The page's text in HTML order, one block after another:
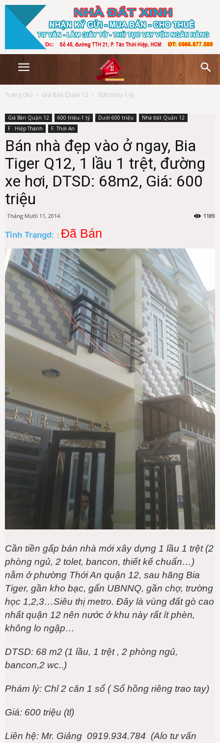
Trang chủ Giá Bán Quận 12 600 triệu-1 tỷ
Giá Bán Quận 12 600 triệu-1 tỷ Dưới 600 triệu
Nhà Đất Quận 12
F . Hiệp Thành
F. Thới An
Bán nhà đẹp vào ở ngay, Bia
Tiger Q12, 1 lầu 1 trệt, đường
xe hơi, DTSD: 68m2, Giá: 600
triệu
Tháng Mười 11, 2014 1189
Tình Trạngd: : Đã Bán
Cần tiền gấp bán nhà mới xây dựng 1 lầu 1 trệt (2
phòng ngủ, 2 tolet, bancon, thiết kế chuẩn…)
nằm ở phường Thới An quận 12, sau hãng Bia
Tiger, gần kho bạc, gẩn UBNNQ, gần chợ, trường
học 1,2,3…Siêu thị metro. Đây là vùng đất gò cao
nhất quận 12 nên nước ở khu này rất ít phèn,
không lo ngập…
DTSD: 68 m2 (1 lầu, 1 trệt , 2 phòng ngủ,
bancon,2 wc..)
Phám lý: Chỉ 2 căn 1 sổ ( Sổ hồng riêng trao tay)
Giá: 600 triệu (tl)
Liên hệ: Mr. Giảng 0919.934.784 (Alo tư vấn